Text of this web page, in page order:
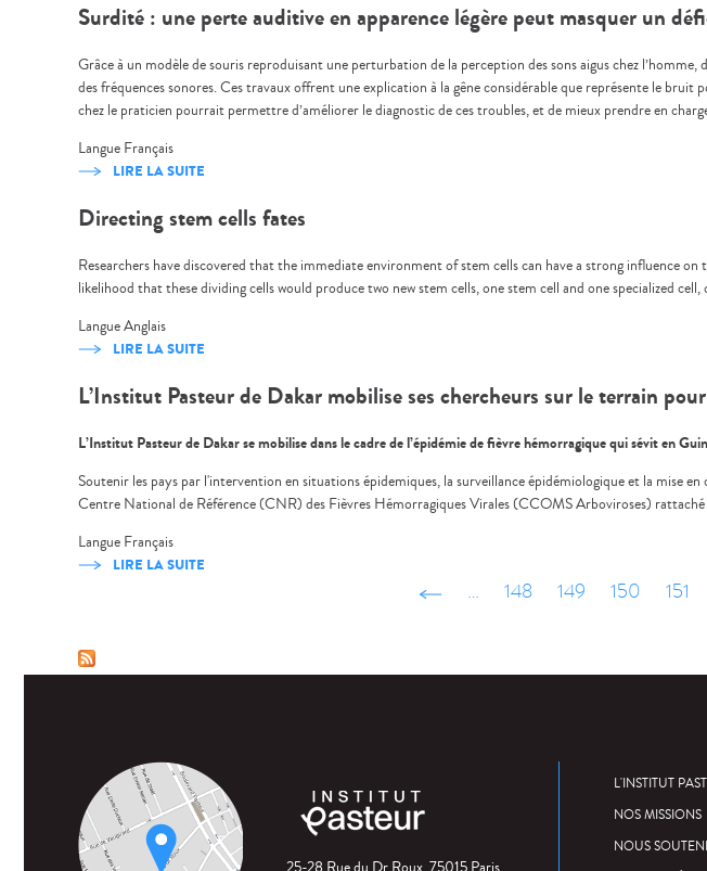
Surdité : une perte auditive en apparence légère peut masquer un
Grâce à un modèle de souris reproduisant une perturbation de la perception des sons aigus chez
des fréquences sonores. Ces travaux offrent une explication à la gêne considérable que représente le
chez le praticien pourrait permettre d’améliorer le diagnostic de ces troubles, et de mieux prendre en
Langue Français
LIRE LA SUITE
Directing stem cells fates
Researchers have discovered that the immediate environment of stem cells can have a strong influence
likelihood that these dividing cells would produce two new stem cells, one stem cell and one specialized cell,
LangueAnglais
LIRE LA SUITE
L’Institut Pasteur de Dakar mobilise ses chercheurs sur le terrain
L’Institut Pasteur de Dakar se mobilise dans le cadre de l’épidémie de fièvre hémorragique qui sévit en
Soutenir les pays par l'intervention en situations épidemiques, la surveillance épidémiologique et la mise
Centre National de Référence (CNR) des Fièvres Hémorragiques Virales (CCOMS Arboviroses) rattaché
Langue Français
LIRE LA SUITE
‹ précédent
… 148 149 150 151
L'INSTITUT
NOS MISSIONS
NOUS